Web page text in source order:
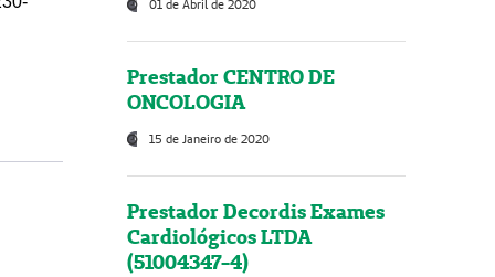
01 de Abril de 2020
Prestador CENTRO DE
ONCOLOGIA
15 de Janeiro de 2020
Prestador Decordis Exames
Cardiológicos LTDA
(51004347-4)